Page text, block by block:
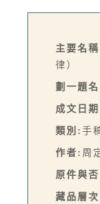
主要名
律）
劃一題
成文日
類別: 手
作者: 周
原件與
藏品層